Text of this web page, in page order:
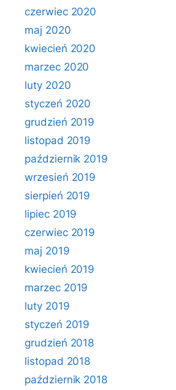
czerwiec 2020
maj 2020
kwiecień 2020
marzec 2020
luty 2020
styczeń 2020
grudzień 2019
listopad 2019
październik 2019
wrzesień 2019
sierpień 2019
lipiec 2019
czerwiec 2019
maj 2019
kwiecień 2019
marzec 2019
luty 2019
styczeń 2019
grudzień 2018
listopad 2018
październik 2018